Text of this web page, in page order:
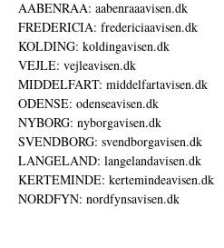
AABENRAA: aabenraaavisen.dk
FREDERICIA: fredericiaavisen.dk
KOLDING: koldingavisen.dk
VEJLE: vejleavisen.dk
MIDDELFART: middelfartavisen.dk
ODENSE: odenseavisen.dk
NYBORG: nyborgavisen.dk
SVENDBORG: svendborgavisen.dk
LANGELAND: langelandavisen.dk
KERTEMINDE: kertemindeavisen.dk
NORDFYN: nordfynsavisen.dk